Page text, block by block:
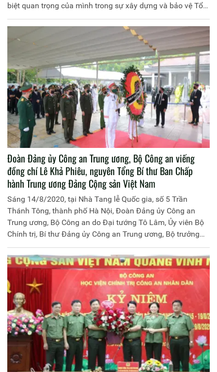
biệt quan trọng của mình trong sự xây dựng và bảo vệ Tổ
quốc; luôn thể hiện bản chất cách mạng, bản lĩnh chính trị,
mưu trí, dũng cảm, lập nhiều chiến công, thành tích to lớn,
tạo nên truyền thống anh hùng vẻ vang, xứng đáng là lực
lượng chính trị, lực lượng chiến đấu trung thành, tuyệt đối
tin cậy của Đảng, Nhà nước và Nhân dân.
Đoàn Đảng ủy Công an Trung ương, Bộ Công an viếng
đồng chí Lê Khả Phiêu, nguyên Tổng Bí thư Ban Chấp
hành Trung ương Đảng Cộng sản Việt Nam
Sáng 14/8/2020, tại Nhà Tang lễ Quốc gia, số 5 Trần
Thánh Tông, thành phố Hà Nội, Đoàn Đảng ủy Công an
Trung ương, Bộ Công an do Đại tướng Tô Lâm, Ủy viên Bộ
Chính trị, Bí thư Đảng ủy Công an Trung ương, Bộ trưởng
Bộ Công an làm Trưởng đoàn đã đến viếng và tưởng niệm
đồng chí Lê Khả Phiêu, nguyên Tổng Bí thư Ban Chấp hành
Trung ương Đảng Cộng sản Việt Nam.